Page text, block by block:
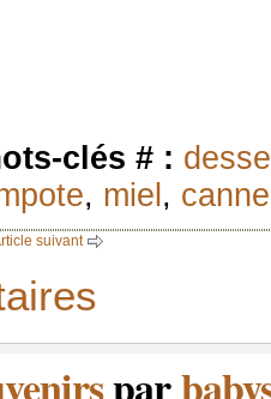
clés # :
, miel ,
suivant